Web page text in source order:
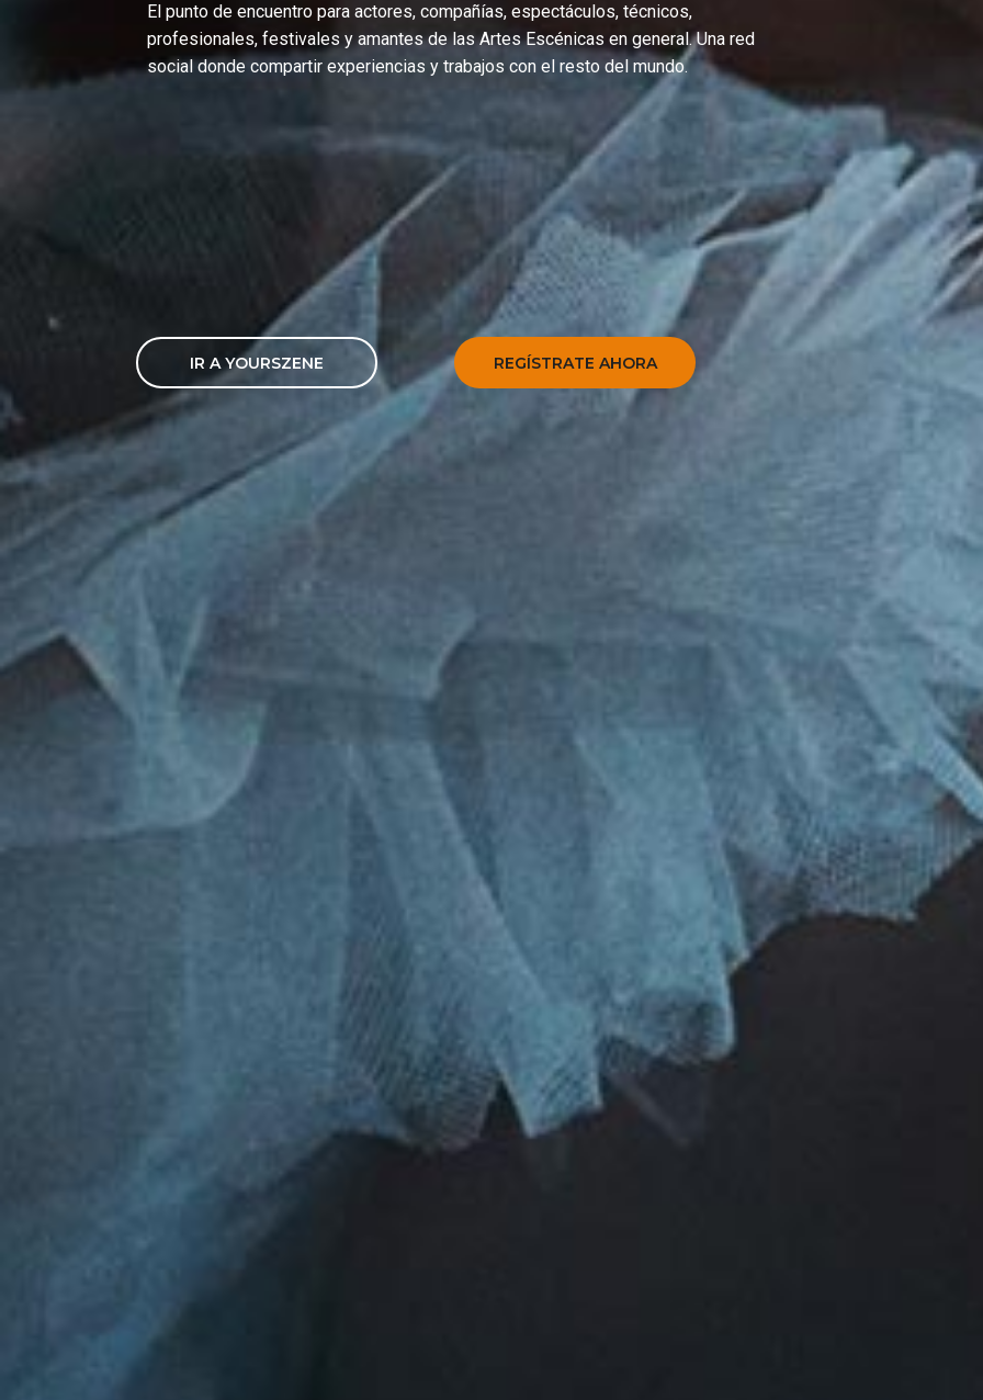
El punto de encuentro paraactores,compañías,espectáculos,técnicos,
profesionales,festivales y amantes de lasArtes Escénicas en general. Una red
social donde compartir experiencias y trabajos con el resto del mundo.
IR A YOURSZENE REGÍSTRATE AHORA
Descubre Yourszene.
Yourszene es el medio ideal donde mostrar tu trabajo. Programadores de todo el
espectáculos compañías para organizar sus eventos culturales. Y tú,